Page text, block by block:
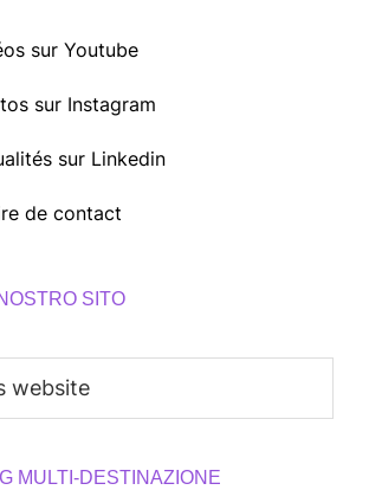
sur Youtube
sur Instagram
sur Linkedin
de contact
SITO
MULTI-DESTINAZIONE